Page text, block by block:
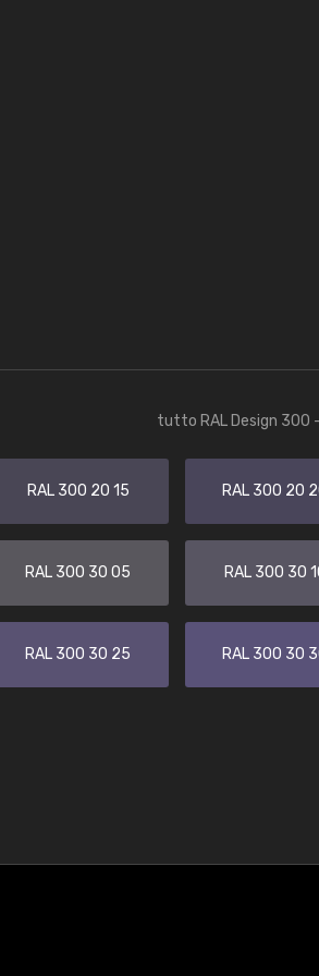
tutto RAL Design 300
RAL 300 20 15 RAL 300 20
RAL 300 30 05 RAL 300 30
RAL 300 30 25 RAL 300 30